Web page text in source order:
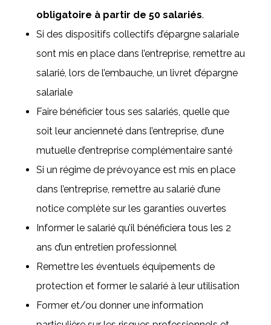
obligatoire à partir de 50 salariés.
Si des dispositifs collectifs d’épargne salariale
sont mis en place dans l’entreprise, remettre au
salarié, lors de l’embauche, un livret d’épargne
salariale
Faire bénéficier tous ses salariés, quelle que
soit leur ancienneté dans l’entreprise, d’une
mutuelle d’entreprise complémentaire santé
Si un régime de prévoyance est mis en place
dans l’entreprise, remettre au salarié d’une
notice complète sur les garanties ouvertes
Informer le salarié qu’il bénéficiera tous les 2
ans d’un entretien professionnel
Remettre les éventuels équipements de
protection et former le salarié à leur utilisation
Former et/ou donner une information